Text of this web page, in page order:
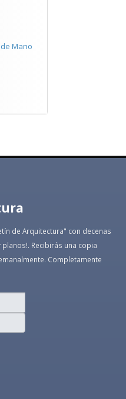
Mano
de Arquitectura" con decenas
Recibirás una copia
Completamente